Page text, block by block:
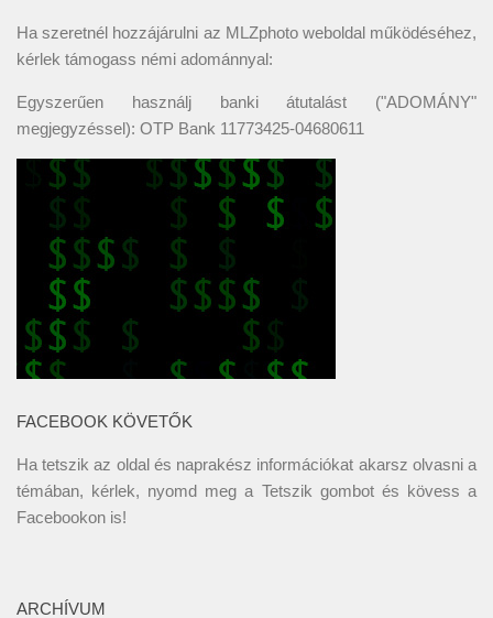
Ha szeretnél hozzájárulni az MLZphoto weboldal működéséhez,
kérlek támogass némi adománnyal:
Egyszerűen használj banki átutalást ("ADOMÁNY"
megjegyzéssel): OTP Bank 11773425-04680611
FACEBOOK KÖVETŐK
Ha tetszik az oldal és naprakész információkat akarsz olvasni a
témában, kérlek, nyomd meg a Tetszik gombot és kövess a
Facebookon is!
ARCHÍVUM